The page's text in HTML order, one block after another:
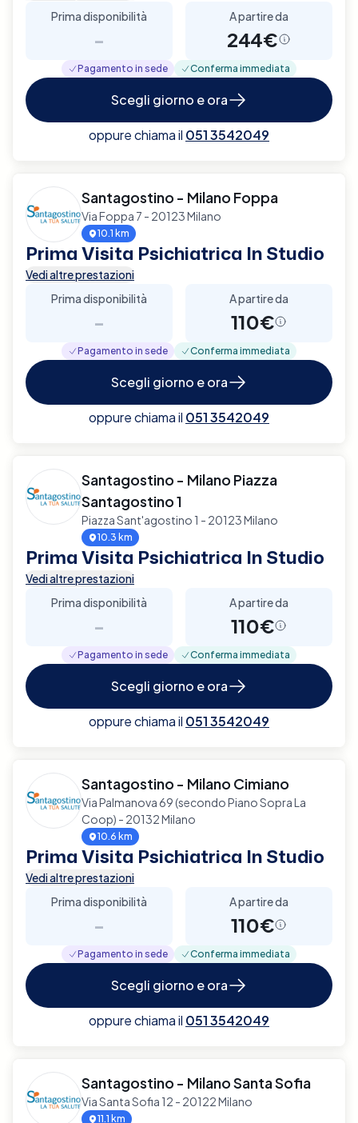
Prima disponibilità
-
A partire da
244€
Pagamento in sede Conferma immediata
Scegli giorno e ora
oppure chiama il 051 3542049
Santagostino - Milano Foppa
Via Foppa 7 - 20123 Milano
10.1 km
Prima Visita Psichiatrica In Studio
Vedi altre prestazioni
Prima disponibilità
-
A partire da
110€
Pagamento in sede Conferma immediata
Scegli giorno e ora
oppure chiama il 051 3542049
Santagostino - Milano Piazza
Santagostino 1
Piazza Sant'agostino 1 - 20123 Milano
10.3 km
Prima Visita Psichiatrica In Studio
Vedi altre prestazioni
Prima disponibilità
-
A partire da
110€
Pagamento in sede Conferma immediata
Scegli giorno e ora
oppure chiama il 051 3542049
Santagostino - Milano Cimiano
Via Palmanova 69 (secondo Piano Sopra La
Coop) - 20132 Milano
10.6 km
Prima Visita Psichiatrica In Studio
Vedi altre prestazioni
Prima disponibilità
-
A partire da
110€
Pagamento in sede Conferma immediata
Scegli giorno e ora
oppure chiama il 051 3542049
Santagostino - Milano Santa Sofia
Via Santa Sofia 12 - 20122 Milano
11.1 km